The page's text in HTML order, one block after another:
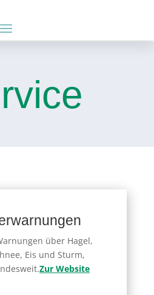
über Hagel,
Eis und Sturm,
Zur Website